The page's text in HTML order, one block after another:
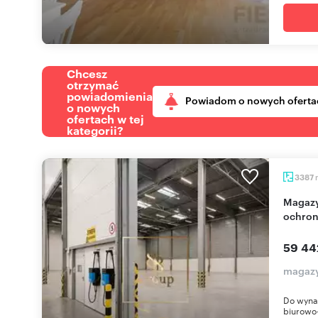
Chcesz
otrzymać
powiadomienia
o nowych
ofertach w tej
kategorii?
Powiadom o nowych
3387
Magazyn 3387 m² w Pruszkowie (biuro, doki,
59
Do